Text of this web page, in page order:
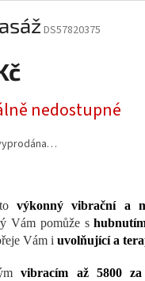
DS57820375
nedostupné
výkonný vibrační a
Vám pomůže s
Vám i uvolňující a
vibracím až 5800